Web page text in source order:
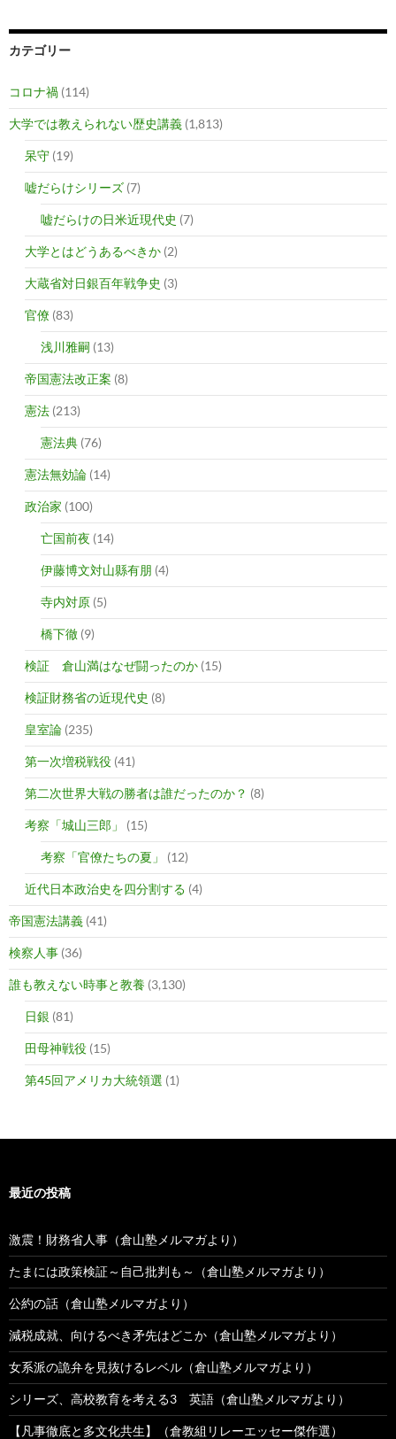
カテゴリー
コロナ禍 (114)
大学では教えられない歴史講義 (1,813)
呆守 (19)
嘘だらけシリーズ (7)
嘘だらけの日米近現代史 (7)
大学とはどうあるべきか (2)
大蔵省対日銀百年戦争史 (3)
官僚 (83)
浅川雅嗣 (13)
帝国憲法改正案 (8)
憲法 (213)
憲法典 (76)
憲法無効論 (14)
政治家 (100)
亡国前夜 (14)
伊藤博文対山縣有朋 (4)
寺内対原 (5)
橋下徹 (9)
検証 倉山満はなぜ闘ったのか (15)
検証財務省の近現代史 (8)
皇室論 (235)
第一次増税戦役 (41)
第二次世界大戦の勝者は誰だったのか？ (8)
考察「城山三郎」 (15)
考察「官僚たちの夏」 (12)
近代日本政治史を四分割する (4)
帝国憲法講義 (41)
検察人事 (36)
誰も教えない時事と教養 (3,130)
日銀 (81)
田母神戦役 (15)
第45回アメリカ大統領選 (1)
最近の投稿
激震！財務省人事（倉山塾メルマガより）
たまには政策検証～自己批判も～（倉山塾メルマガより）
公約の話（倉山塾メルマガより）
減税成就、向けるべき矛先はどこか（倉山塾メルマガより）
女系派の詭弁を見抜けるレベル（倉山塾メルマガより）
シリーズ、高校教育を考える3 英語（倉山塾メルマガより）
【凡事徹底と多文化共生】（倉教組リレーエッセー傑作選）